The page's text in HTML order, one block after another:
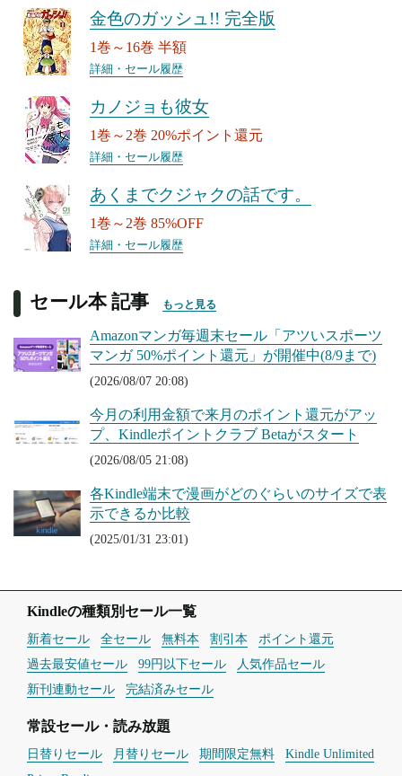
金色のガッシュ!! 完全版
1巻～16巻 半額
詳細・セール履歴
カノジョも彼女
1巻～2巻 20%ポイント還元
詳細・セール履歴
あくまでクジャクの話です。
1巻～2巻 85%OFF
詳細・セール履歴
セール本 記事 もっと見る
Amazonマンガ毎週末セール「アツいスポーツ
マンガ 50%ポイント還元」が開催中(8/9まで)
(2026/08/07 20:08)
今月の利用金額で来月のポイント還元がアッ
プ、Kindleポイントクラブ Betaがスタート
(2026/08/05 21:08)
各Kindle端末で漫画がどのぐらいのサイズで表
示できるか比較
(2025/01/31 23:01)
Kindleの種類別セール一覧
新着セール 全セール 無料本 割引本
ポイント還元
過去最安値セール
99円以下セール
人気作品セール
新刊連動セール
完結済みセール
常設セール・読み放題
日替りセール 月替りセール 期間限定無料
Kindle Unlimited